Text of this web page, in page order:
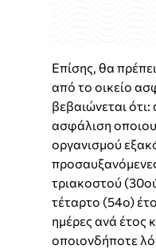
Επίσης, θα
από το οικείο
βεβαιώνεται
ασφάλιση
οργανισμού
τριακοστού
τέταρτο (54ο)
ημέρες ανά έτος
οποιονδήποτε